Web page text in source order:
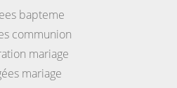
bapteme
communion
mariage
mariage